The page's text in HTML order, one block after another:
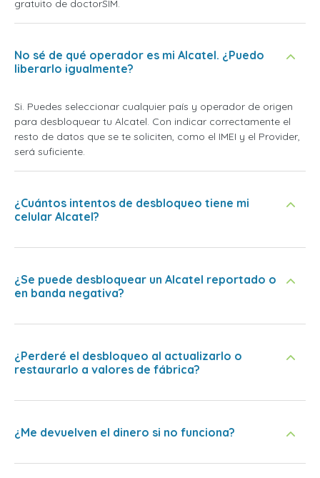
gratuito de doctorSIM.
No sé de qué operador es mi Alcatel. ¿Puedo
liberarlo igualmente?
Si. Puedes seleccionar cualquier país y operador de origen
para desbloquear tu Alcatel. Con indicar correctamente el
resto de datos que se te soliciten, como el IMEI y el Provider,
será suficiente.
¿Cuántos intentos de desbloqueo tiene mi
celular Alcatel?
¿Se puede desbloquear un Alcatel reportado o
en banda negativa?
¿Perderé el desbloqueo al actualizarlo o
restaurarlo a valores de fábrica?
¿Me devuelven el dinero si no funciona?